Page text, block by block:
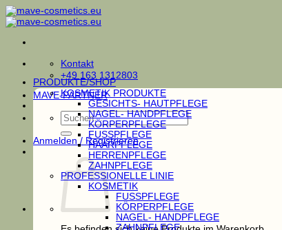
Zum
Inhalt
springen
Kontakt
+49 163 1312803
MAVE-PARTNER
Suchen
nach:
Anmelden / Registrieren
PRODUKTE/SHOP
KOSMETIK PRODUKTE
GESICHTS- HAUTPFLEGE
NAGEL- HANDPFLEGE
KÖRPERPFLEGE
FUSSPFLEGE
HAARPFLEGE
HERRENPFLEGE
ZAHNPFLEGE
PROFESSIONELLE LINIE
KOSMETIK
FUSSPFLEGE
KÖRPERPFLEGE
NAGEL- HANDPFLEGE
ZAHNPFLEGE